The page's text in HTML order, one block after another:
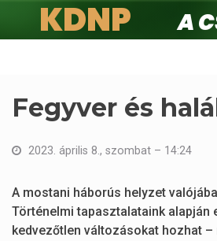
KDNP
A családokért.
Fegyver és
2023. április 8., szombat – 14:24
A mostani háborús helyzet
Történelmi tapasztalataink alapján
kedvezőtlen változásokat hozhat –